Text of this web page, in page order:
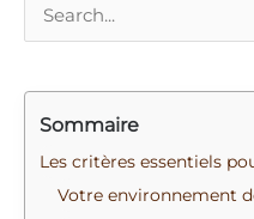
c
Sommaire
Les critères essentiels
Votre environnement